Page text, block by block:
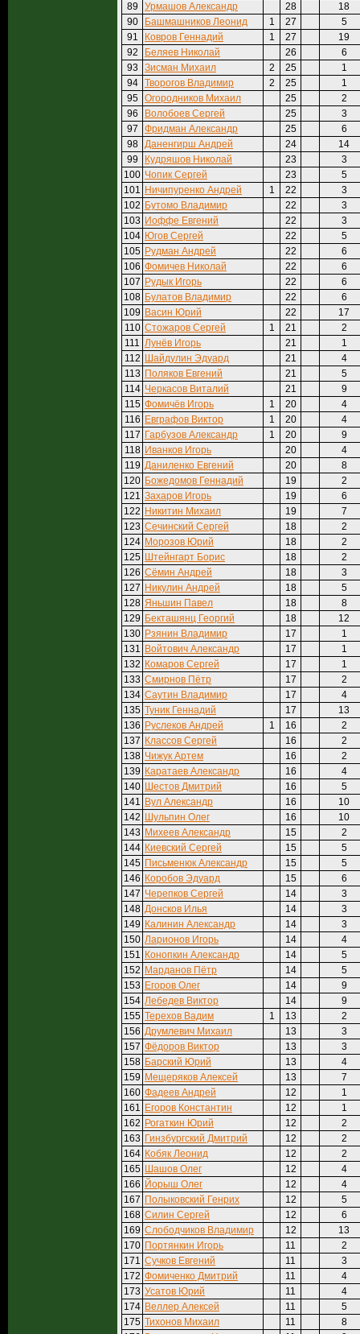
89
Урмашов Александр 28
18
90
Башмашников Леонид 1 27
5
91
Ковров Геннадий 1 27
19
92
Беляев Николай 26
6
93
Зисман Михаил 2 25
1
94
Творогов Владимир 2 25
1
95
Огородников Михаил 25
2
96
Волобоев Сергей 25
3
97
Фридман Александр 25
6
98
Даненгирш Андрей 24
14
99
Кудряшов Николай 23
3
100 Чопик Сергей 23
5
101 Ничипуренко Андрей 1 22
3
102 Бутомо Владимир 22
3
103 Иоффе Евгений 22
3
104 Югов Сергей 22
5
105 Рудман Андрей 22
6
106 Фомичев Николай 22
6
107 Рудык Игорь 22
6
108 Булатов Владимир 22
6
109 Васин Юрий 22
17
110 Стожаров Сергей 1 21
2
111 Лунёв Игорь 21
1
112 Шайдулин Эдуард 21
4
113 Поляков Евгений 21
5
114 Черкасов Виталий 21
9
115 Фомичёв Игорь 1 20
4
116 Евграфов Виктор 1 20
4
117 Гарбузов Александр 1 20
9
118 Иванков Игорь 20
4
119 Даниленко Евгений 20
8
120 Божедомов Геннадий 19
2
121 Захаров Игорь 19
6
122 Никитин Михаил 19
7
123 Сечинский Сергей 18
2
124 Морозов Юрий 18
2
125 Штейнгарт Борис 18
2
126 Сёмин Андрей 18
3
127 Никулин Андрей 18
5
128 Яньшин Павел 18
8
129 Бекташянц Георгий 18
12
130 Рзянин Владимир 17
1
131 Войтович Александр 17
1
132 Комаров Сергей 17
1
133 Смирнов Пётр 17
2
134 Саутин Владимир 17
4
135 Туник Геннадий 17
13
136 Руслеков Андрей 1 16
2
137 Классов Сергей 16
2
138 Чижук Артем 16
2
139 Каратаев Александр 16
4
140 Шестов Дмитрий 16
5
141 Вул Александр 16
10
142 Шульпин Олег 16
10
143 Михеев Александр 15
2
144 Киевский Сергей 15
5
145 Письменюк Александр 15
5
146 Коробов Эдуард 15
6
147 Черепков Сергей 14
3
148 Донсков Илья 14
3
149 Калинин Александр 14
3
150 Ларионов Игорь 14
4
151 Конопкин Александр 14
5
152 Марданов Пётр 14
5
153 Егоров Олег 14
9
154 Лебедев Виктор 14
9
155 Терехов Вадим 1 13
2
156 Друмлевич Михаил 13
3
157 Фёдоров Виктор 13
3
158 Барский Юрий 13
4
159 Мещеряков Алексей 13
7
160 Фадеев Андрей 12
1
161 Егоров Константин 12
1
162 Рогаткин Юрий 12
2
163 Гинзбургский Дмитрий 12
2
164 Кобяк Леонид 12
2
165 Шашов Олег 12
4
166 Йорыш Олег 12
4
167 Полыковский Генрих 12
5
168 Силин Сергей 12
6
169 Слободчиков Владимир 12
13
170 Портянкин Игорь 11
2
171 Сучков Евгений 11
3
172 Фомиченко Дмитрий 11
4
173 Усатов Юрий 11
4
174 Веллер Алексей 11
5
175 Тихонов Михаил 11
8